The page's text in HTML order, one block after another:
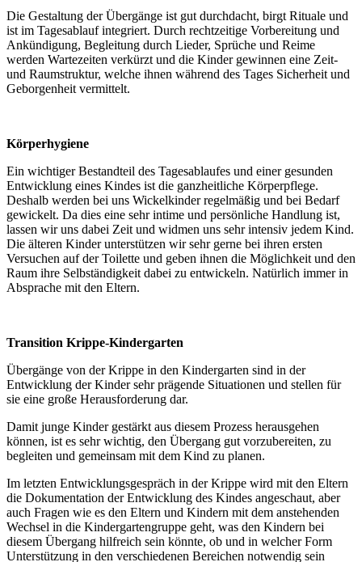
Die Gestaltung der Übergänge ist gut durchdacht, birgt Rituale und
ist im Tagesablauf integriert. Durch rechtzeitige Vorbereitung und
Ankündigung, Begleitung durch Lieder, Sprüche und Reime
werden Wartezeiten verkürzt und die Kinder gewinnen eine Zeit-
und Raumstruktur, welche ihnen während des Tages Sicherheit und
Geborgenheit vermittelt.
Körperhygiene
Ein wichtiger Bestandteil des Tagesablaufes und einer gesunden
Entwicklung eines Kindes ist die ganzheitliche Körperpflege.
Deshalb werden bei uns Wickelkinder regelmäßig und bei Bedarf
gewickelt. Da dies eine sehr intime und persönliche Handlung ist,
lassen wir uns dabei Zeit und widmen uns sehr intensiv jedem Kind.
Die älteren Kinder unterstützen wir sehr gerne bei ihren ersten
Versuchen auf der Toilette und geben ihnen die Möglichkeit und den
Raum ihre Selbständigkeit dabei zu entwickeln. Natürlich immer in
Absprache mit den Eltern.
Transition Krippe-Kindergarten
Übergänge von der Krippe in den Kindergarten sind in der
Entwicklung der Kinder sehr prägende Situationen und stellen für
sie eine große Herausforderung dar.
Damit junge Kinder gestärkt aus diesem Prozess herausgehen
können, ist es sehr wichtig, den Übergang gut vorzubereiten, zu
begleiten und gemeinsam mit dem Kind zu planen.
Im letzten Entwicklungsgespräch in der Krippe wird mit den Eltern
die Dokumentation der Entwicklung des Kindes angeschaut, aber
auch Fragen wie es den Eltern und Kindern mit dem anstehenden
Wechsel in die Kindergartengruppe geht, was den Kindern bei
diesem Übergang hilfreich sein könnte, ob und in welcher Form
Unterstützung in den verschiedenen Bereichen notwendig sein